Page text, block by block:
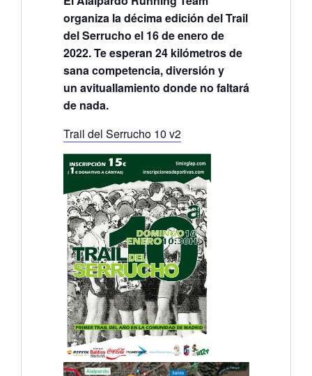
organiza la décima edición del Trail
del Serrucho el 16 de enero de
2022. Te esperan 24 kilómetros de
sana competencia, diversión y
un avituallamiento donde no faltará
de nada.
Trail del Serrucho 10 v2